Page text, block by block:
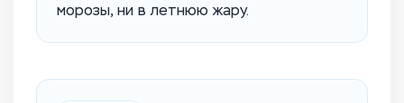
морозы, ни в летнюю жару.